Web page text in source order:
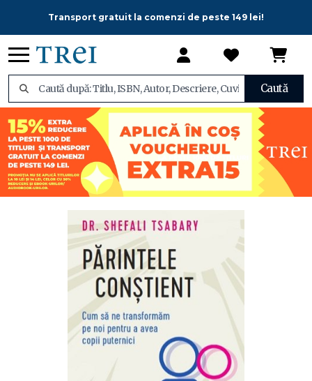
Transport gratuit la comenzi de peste 149 lei!
Caută